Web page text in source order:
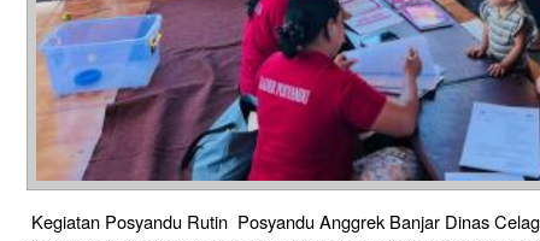
Kegiatan Posyandu Rutin Posyandu Anggrek Banjar Dinas